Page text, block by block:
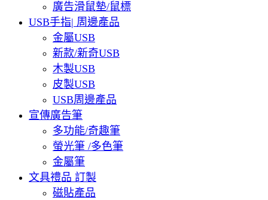
廣告滑鼠墊/鼠標
USB手指| 周邊產品
金屬USB
新款/新奇USB
木製USB
皮製USB
USB周邊產品
宣傳廣告筆
多功能/奇趣筆
螢光筆 /多色筆
金屬筆
文具禮品 訂製
磁貼產品